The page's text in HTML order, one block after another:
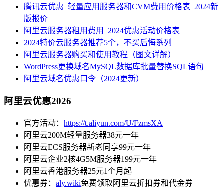
腾讯云优惠_轻量应用服务器和CVM费用价格表_2024新
版报价
阿里云服务器租用费用_2024优惠活动价格表
2024特价云服务器推荐5个，不买后悔系列
阿里云服务器购买和使用教程（图文详解）
WordPress更换域名MySQL数据库批量替换SQL语句
阿里云域名优惠口令（2024更新）
阿里云优惠2026
官方活动： https://t.aliyun.com/U/FzmsXA
阿里云200M轻量服务器38元一年
阿里云ECS服务器新老同享99元一年
阿里云企业2核4G5M服务器199元一年
阿里云香港服务器25元1个月起
优惠券： aly.wiki免费领取阿里云折扣券和代金券